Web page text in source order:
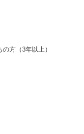
方（3年以上）